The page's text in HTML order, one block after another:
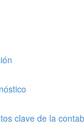
clave de la